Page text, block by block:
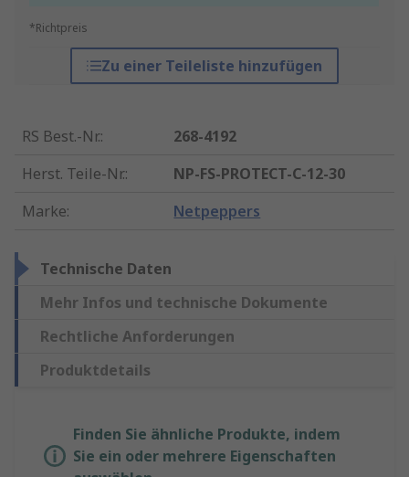
*Richtpreis
Zu einer Teileliste hinzufügen
RS Best.-Nr.:
268-4192
Herst. Teile-Nr.:
NP-FS-PROTECT-C-12-30
Marke: Netpeppers
Technische Daten
Mehr Infos und technische Dokumente
Rechtliche Anforderungen
Produktdetails
Finden Sie ähnliche Produkte, indem
Sie ein oder mehrere Eigenschaften